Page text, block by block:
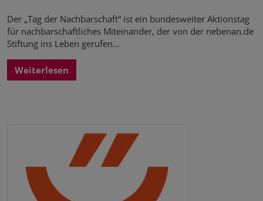
Der „Tag der Nachbarschaft“ ist ein bundesweiter Aktionstag
für nachbarschaftliches Miteinander, der von der nebenan.de
Stiftung ins Leben gerufen…
Weiterlesen